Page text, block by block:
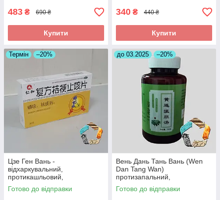
483 ₴ 690 ₴
Купити
340 ₴ 440 ₴
Купити
Термін –20%
Цзе Ген Вань -
відхаркувальний,
протикашльовий,
протизапальний
Готово до відправки
до 03.2025 –20%
Вень Дань Тань Вань (Wen
Dan Tang Wan)
протизапальний,
знеболюючий, при
холециститі
Готово до відправки